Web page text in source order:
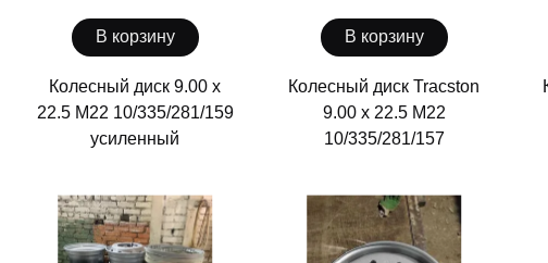
В корзину
Колесный диск 9.00 х
22.5 М22 10/335/281/159
усиленный
В корзину
Колесный диск Tracston
9.00 х 22.5 М22
10/335/281/157